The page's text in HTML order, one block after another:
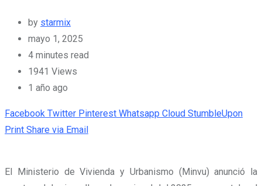
by starmix
mayo 1, 2025
4 minutes read
1941 Views
1 año ago
Facebook Twitter Pinterest Whatsapp Cloud StumbleUpon
Print Share via Email
El Ministerio de Vivienda y Urbanismo (Minvu) anunció la